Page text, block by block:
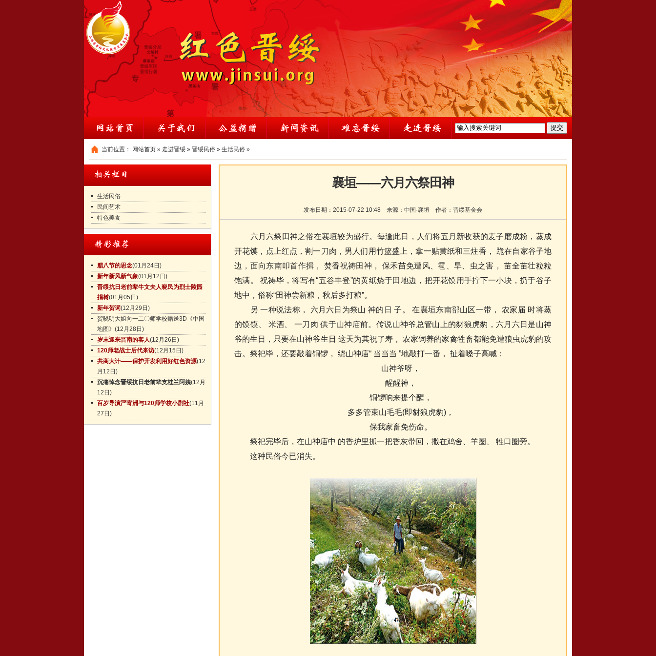
当前位置： 网站首页 » 走进晋绥 » 晋绥民俗 » 生活民俗 »
生活民俗
民间艺术
特色美食
腊八节的思念(01月24日)
新年新风新气象(01月12日)
晋绥抗日老前辈牛文夫人晓民为烈士陵园
捐树(01月05日)
新年贺词(12月29日)
贺晓明大姐向一二〇师学校赠送3D《中国
地图》 (12月28日)
岁末迎来晋南的客人(12月26日)
120师老战士后代来访(12月15日)
共商大计——保护开发利用好红色资源(12
月12日)
沉痛悼念晋绥抗日老前辈支桂兰阿姨(12月
12日)
百岁导演严寄洲与120师学校小剧社(11月
27日)
襄垣——六月六祭田神
发布日期： 2015-07-22 10:48 来源： 中国·襄垣 作者： 晋绥基金会
六月六祭田神之俗在襄垣较为盛行。每逢此日，人们将五月新收获的麦子磨成粉，蒸成
开花馍，点上红点，割一刀肉，男人们用竹篮盛上，拿一贴黄纸和三炷香， 跪在自家谷子地
边，面向东南叩首作揖， 焚香祝祷田神， 保禾苗免遭风、雹、旱、虫之害， 苗全苗壮粒粒
饱满。 祝祷毕，将写有“五谷丰登”的黄纸烧于田地边，把开花馍用手拧下一小块，扔于谷子
地中，俗称“田神尝新粮，秋后多打粮”。
另 一种说法称， 六月六日为祭山 神的日 子。 在襄垣东南部山区一带， 农家届 时将蒸
的馍馍、 米酒、 一刀肉 供于山神庙前。传说山神爷总管山上的豺狼虎豹，六月六日是山神
爷的生日，只要在山神爷生日 这天为其祝了寿， 农家饲养的家禽牲畜都能免遭狼虫虎豹的攻
击。祭祀毕，还要敲着铜锣， 绕山神庙“ 当当当 ”地敲打一番， 扯着嗓子高喊：
山神爷呀，
醒醒神，
铜锣响来提个醒，
多多管束山毛毛(即豺狼虎豹)，
保我家畜免伤命。
祭祀完毕后，在山神庙中 的香炉里抓一把香灰带回，撒在鸡舍、羊圈、 牲口圈旁。
这种民俗今已消失。